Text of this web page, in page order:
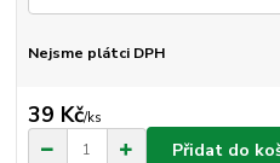
Nejsme plátci DPH
39 Kč/ks
Přidat do